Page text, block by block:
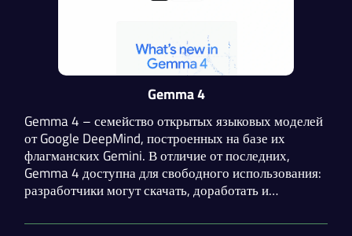
Gemma 4
Gemma 4 – семейство открытых языковых моделей
от Google DeepMind, построенных на базе их
флагманских Gemini. В отличие от последних,
Gemma 4 доступна для свободного использования:
разработчики могут скачать, доработать и
от 2 до 31 миллиардов параметров.